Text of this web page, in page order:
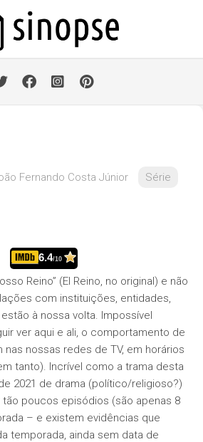
Fernando Costa Júnior Série
6.4/10
Reino” (El Reino, no original) e não
com instituições, entidades,
à nossa volta. Impossível
ver aqui e ali, o comportamento de
nossas redes de TV, em horários
tanto). Incrível como a trama desta
2021 de drama (político/religioso?)
poucos episódios (são apenas 8
– e existem evidências que
temporada, ainda sem data de